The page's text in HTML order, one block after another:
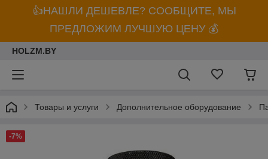
👍НАШЛИ ДЕШЕВЛЕ? СООБЩИТЕ, МЫ
ПРЕДЛОЖИМ ЛУЧШУЮ ЦЕНУ 💰
HOLZM.BY
Товары и услуги Дополнительное оборудование
-7%